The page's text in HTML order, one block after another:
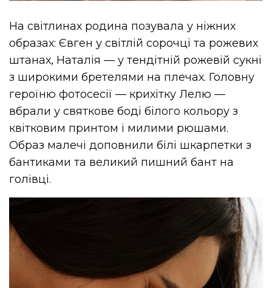
На світлинах родина позувала у ніжних
образах: Євген у світлій сорочці та рожевих
штанах, Наталія — у тендітній рожевій сукні
з широкими бретелями на плечах. Головну
героїню фотосесії — крихітку Лелю —
вбрали усвяткове боді білого кольору з
квітковим принтом і милими рюшами.
Образ малечі доповнили білі шкарпетки з
бантиками та великий пишний бант на
голівці.